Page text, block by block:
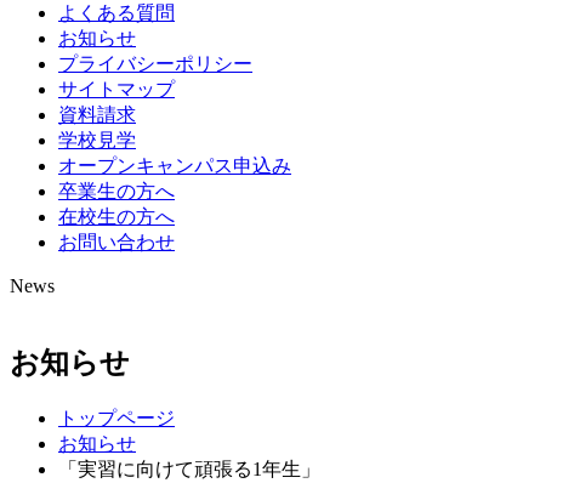
よくある質問
お知らせ
プライバシーポリシー
サイトマップ
資料請求
学校見学
オープンキャンパス申込み
卒業生の方へ
在校生の方へ
お問い合わせ
News
お知らせ
トップページ
お知らせ
「実習に向けて頑張る1年生」